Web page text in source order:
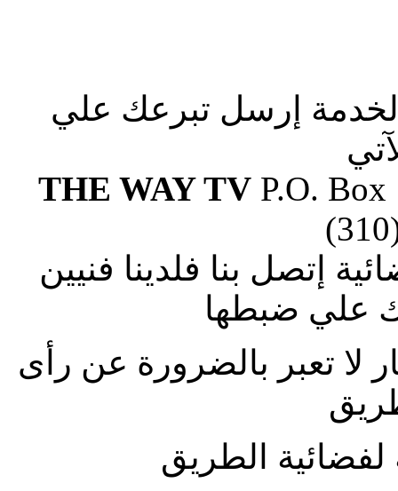
إرسل تبرعك علي
THE WAY TVP.O. Box
إتصل بنا فلدينا فنيين
علي ضبطها
لا تعبر بالضرورة عن رأى
الطريق